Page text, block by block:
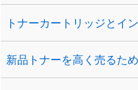
トナーカートリッジとイ
新品トナーを高く売るた